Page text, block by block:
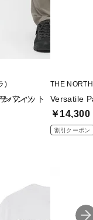
フィット
)
パンツ
THE
Versatile
￥14,300
割引クーポン